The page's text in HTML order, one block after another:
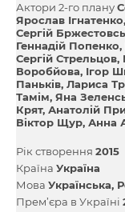
Актори 2-го плану
Ярослав Ігнатенко
Сергій
Геннадій Попенко
Сергій Стрельцов
Воробйова Ігор
Паньків Лариса
Тамім Яна
Крят Анатолій
Віктор Щур Анна
Рік створення 2015
Країна Україна
Мова Українська
Прем’єра в Україні